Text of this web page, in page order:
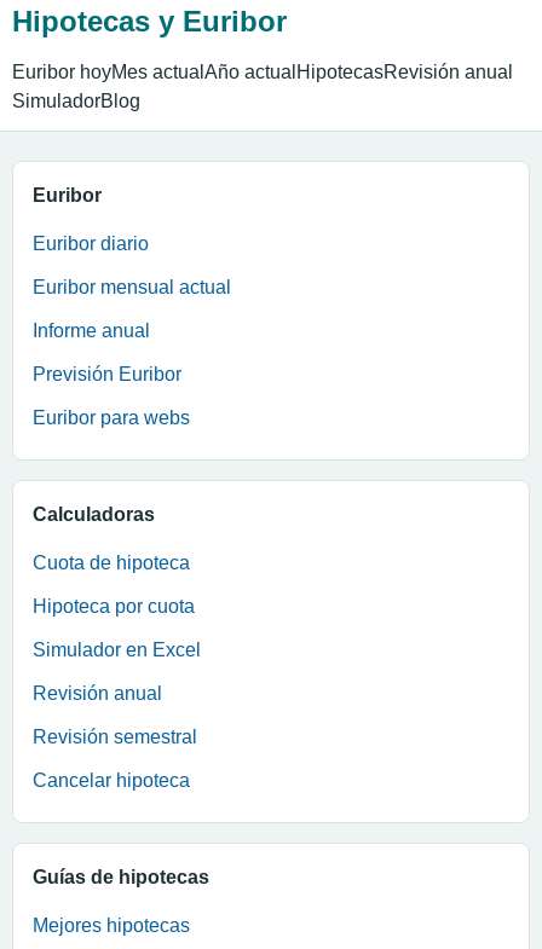
Hipotecas y Euribor
Euribor hoyMes actual Año actual HipotecasRevisión anual
SimuladorBlog
Euribor
Euribor diario
Euribor mensual actual
Informe anual
Previsión Euribor
Euribor para webs
Calculadoras
Cuota de hipoteca
Hipoteca por cuota
Simulador en Excel
Revisión anual
Revisión semestral
Cancelar hipoteca
Guías de hipotecas
Mejores hipotecas